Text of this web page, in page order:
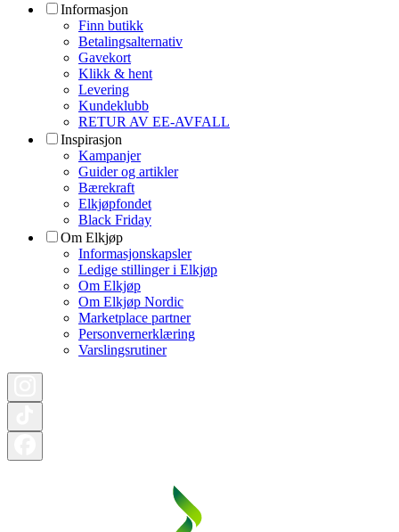
Informasjon
Finn butikk
Betalingsalternativ
Gavekort
Klikk & hent
Levering
Kundeklubb
RETUR AV EE-AVFALL
Inspirasjon
Kampanjer
Guider og artikler
Bærekraft
Elkjøpfondet
Black Friday
Om Elkjøp
Informasjonskapsler
Ledige stillinger i Elkjøp
Om Elkjøp
Om Elkjøp Nordic
Marketplace partner
Personvernerklæring
Varslingsrutiner